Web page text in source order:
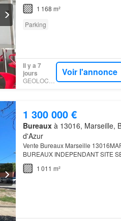
bien situé.Idéal pour les
1 168 m²
Parking
Il y a 7
jours
Voir l'annonce
1 300 000 €
Bureauxà 13016, Marseille,
d'Azur
Vente Bureaux Marseille
BUREAUX INDEPENDANT SITE
proximité immédiate des axes
pr… 1 011 m²